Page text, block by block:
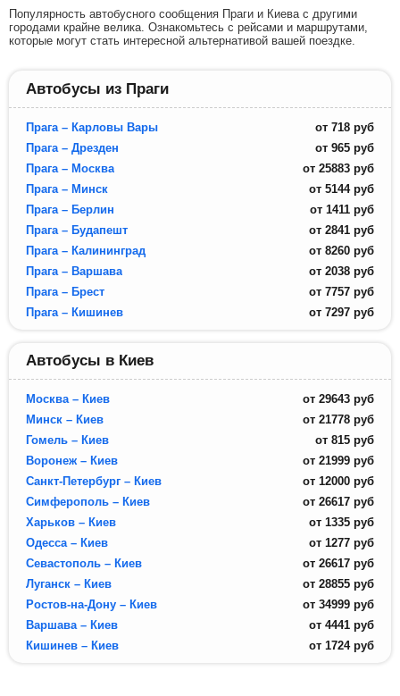
Популярность автобусного сообщения Праги и Киева с другими
городами крайне велика. Ознакомьтесь с рейсами и маршрутами,
которые могут стать интересной альтернативой вашей поездке.
Автобусы из Праги
Прага – Карловы Вары от 718 руб
Прага – Дрезден
от 965 руб
Прага – Москва
от 25883 руб
Прага – Минск
от 5144 руб
Прага – Берлин
от 1411 руб
Прага – Будапешт
от 2841 руб
Прага – Калининград
от 8260 руб
Прага – Варшава
от 2038 руб
Прага – Брест
от 7757 руб
Прага – Кишинев
от 7297 руб
Автобусы в Киев
Москва – Киев от 29643 руб
Минск – Киев
от 21778 руб
Гомель – Киев
от 815 руб
Воронеж – Киев
от 21999 руб
Санкт-Петербург – Киев
от 12000 руб
Симферополь – Киев
от 26617 руб
Харьков – Киев
от 1335 руб
Одесса – Киев
от 1277 руб
Севастополь – Киев
от 26617 руб
Луганск – Киев
от 28855 руб
Ростов-на-Дону – Киев
от 34999 руб
Варшава – Киев
от 4441 руб
Кишинев – Киев
от 1724 руб